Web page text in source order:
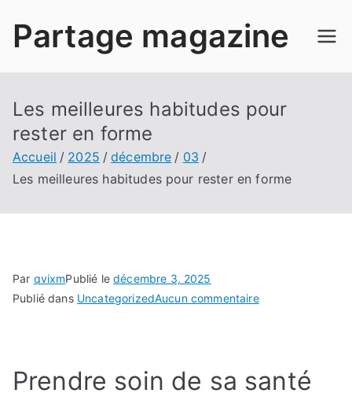
Partage magazine
Les meilleures habitudes pour
rester en forme
Accueil 2025 décembre
03
Les meilleures habitudes pour rester en forme
Par qvixmPublié ledécembre 3, 2025
Publié dans UncategorizedAucun commentairesur
pour
Prendre soin de sa santé